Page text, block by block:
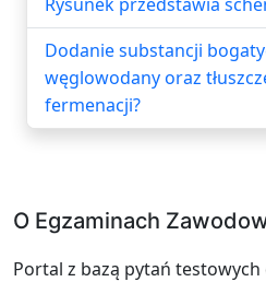
Dodanie substancji
węglowodany oraz
fermenacji?
O Egzaminach
Portal z bazą pytań